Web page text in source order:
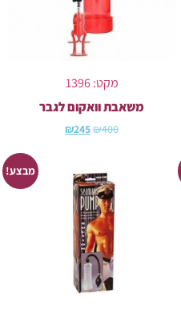
מקט: 1396
משאבת וואקום לגבר
₪400
₪245
מבצע!